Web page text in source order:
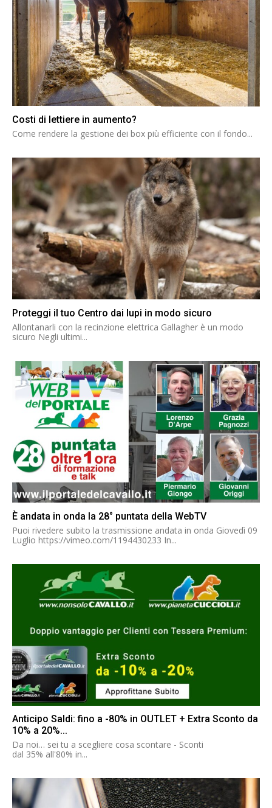
Costi di lettiere in aumento?
Come rendere la gestione dei box più efficiente con il fondo...
Proteggi il tuo Centro dai lupi in modo sicuro
Allontanarli con la recinzione elettrica Gallagher è un modo
sicuro Negli ultimi...
È andata in onda la 28° puntata della WebTV
Puoi rivedere subito la trasmissione andata in onda Giovedì 09
Luglio https://vimeo.com/1194430233 In...
Anticipo Saldi: fino a -80% in OUTLET + Extra Sconto da
10% a 20%...
Da noi… sei tu a scegliere cosa scontare - Sconti
dal 35% all'80% in...